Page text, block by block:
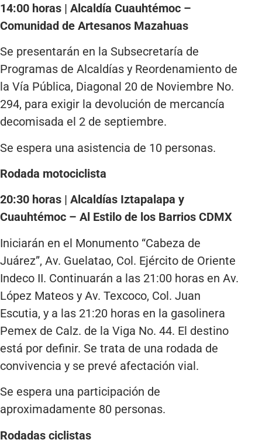
14:00 horas | Alcaldía Cuauhtémoc –
Comunidad de Artesanos Mazahuas
Se presentarán en la Subsecretaría de
Programas de Alcaldías y Reordenamiento de
la Vía Pública, Diagonal 20 de Noviembre No.
294, para exigir la devolución de mercancía
decomisada el 2 de septiembre.
Se espera una asistencia de 10 personas.
Rodada motociclista
20:30 horas | Alcaldías Iztapalapa y
Cuauhtémoc – Al Estilo de los Barrios CDMX
Iniciarán en el Monumento “Cabeza de
Juárez”, Av. Guelatao, Col. Ejército de Oriente
Indeco II. Continuarán a las 21:00 horas en Av.
López Mateos y Av. Texcoco, Col. Juan
Escutia, y a las 21:20 horas en la gasolinera
Pemex de Calz. de la Viga No. 44. El destino
está por definir. Se trata de una rodada de
convivencia y se prevé afectación vial.
Se espera una participación de
aproximadamente 80 personas.
Rodadas ciclistas